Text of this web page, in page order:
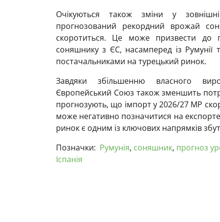
Очікуються також зміни у
прогнозований рекордний врожай
скоротиться. Це може призвести до
соняшнику з ЄС, насамперед із Румунії
постачальниками на турецький ринок.
Завдяки збільшенню власного
Європейський Союз також зменшить
прогнозують, що імпорт у 2026/27 МР
може негативно позначитися на
ринок є одним із ключових напрямків
Позначки: Румунія, соняшник, прогноз
Іспанія